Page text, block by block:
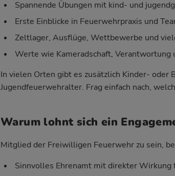
Spannende Übungen mit kind- und
Erste Einblicke in Feuerwehrpraxis und
Zeltlager, Ausflüge, Wettbewerbe und
Werte wie Kameradschaft,
In vielen Orten gibt es zusätzlich Kinder-
Jugendfeuerwehralter. Frag einfach nach,
Warum lohnt sich ein
Mitglied der Freiwilligen Feuerwehr zu sein,
Sinnvolles Ehrenamt mit direkter Wirkung